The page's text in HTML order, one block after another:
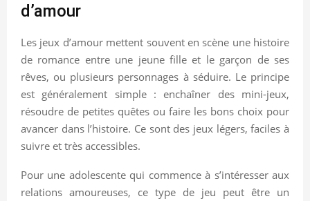
d’amour
Les jeux d’amour mettent souvent en scène une histoire
de romance entre une jeune fille et le garçon de ses
rêves, ou plusieurs personnages à séduire. Le principe
est généralement simple : enchaîner des mini-jeux,
résoudre de petites quêtes ou faire les bons choix pour
avancer dans l’histoire. Ce sont des jeux légers, faciles à
suivre et très accessibles.
Pour une adolescente qui commence à s’intéresser aux
relations amoureuses, ce type de jeu peut être un